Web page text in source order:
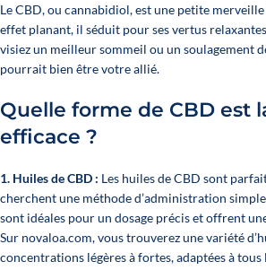
Le CBD, ou cannabidiol, est une petite merveille
effet planant, il séduit pour ses vertus
visiez un meilleur sommeil ou un soulagement
pourrait bien être votre allié.
Quelle forme de CBD est
efficace ?
1. Huiles de CBD : Les huiles de CBD sont
cherchent une méthode d’administration
sont idéales pour un dosage précis et offrent
Sur novaloa.com, vous trouverez une variété
concentrations légères à fortes, adaptées à tous